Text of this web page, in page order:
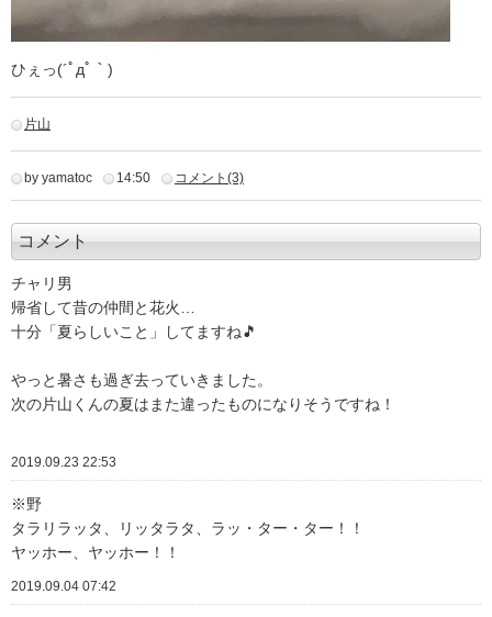
ひぇっ(´ﾟдﾟ｀)
片山
by yamatoc 14:50 コメント(3)
コメント
チャリ男
帰省して昔の仲間と花火…
十分「夏らしいこと」してますね🎵
やっと暑さも過ぎ去っていきました。
次の片山くんの夏はまた違ったものになりそうですね！
2019.09.23 22:53
※野
タラリラッタ、リッタラタ、ラッ・ター・ター！！
ヤッホー、ヤッホー！！
2019.09.04 07:42